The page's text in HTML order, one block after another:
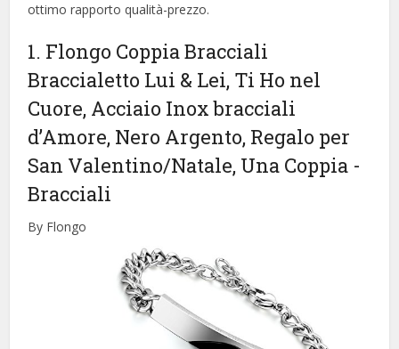
ottimo rapporto qualità-prezzo.
1. Flongo Coppia Bracciali
Braccialetto Lui & Lei, Ti Ho nel
Cuore, Acciaio Inox bracciali
d’Amore, Nero Argento, Regalo per
San Valentino/Natale, Una Coppia -
Bracciali
By Flongo